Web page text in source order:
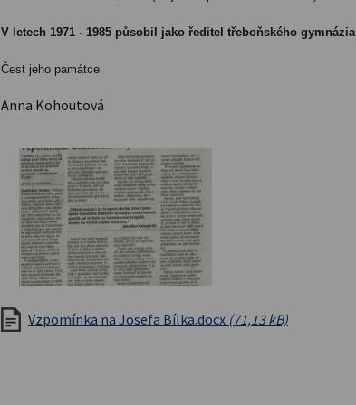
V letech 1971 - 1985 působil jako ředitel třeboňského gymnázia
Čest jeho památce.
Anna Kohoutová
Vzpomínka na Josefa Bílka.docx (71,13 kB)